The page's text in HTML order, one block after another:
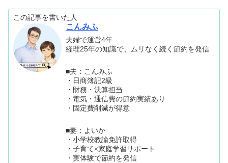
この記事を書いた人
こんみふ
夫婦で運営4年
経理25年の知識で、ムリなく続く節約を発信
■夫：こんみふ
・日商簿記2級
・財務・決算担当
・電気・通信費の節約実績あり
・固定費削減が得意
■妻：よいか
・小学校教諭免許取得
・子育て×家庭学習サポート
・実体験で節約を発信